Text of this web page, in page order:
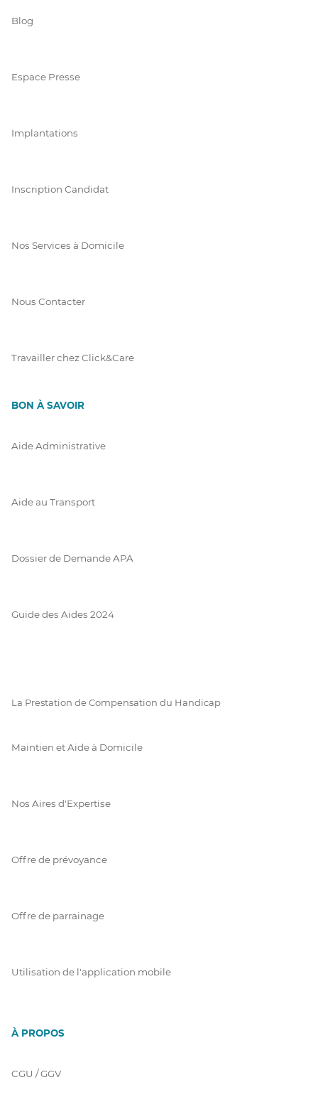
Blog
Espace Presse
Implantations
Inscription Candidat
Nos Services à Domicile
Nous Contacter
Travailler chez Click&Care
BON À SAVOIR
Aide Administrative
Aide au Transport
Dossier de Demande APA
Guide des Aides 2024
La Prestation de Compensation du Handicap
Maintien et Aide à Domicile
Nos Aires d'Expertise
Offre de prévoyance
Offre de parrainage
Utilisation de l'application mobile
À PROPOS
CGU / GGV